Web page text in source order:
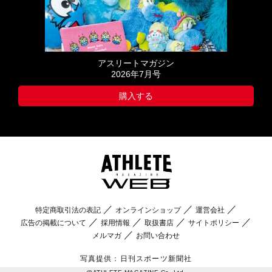
アスリートマガジン
2026年7月号
購入する
特定商取引法の表記 オンラインショップ
運営会社
広告の掲載について
採用情報 取扱書店
サイトポリシー
メルマガ
お問い合わせ
写真提供：日刊スポーツ新聞社